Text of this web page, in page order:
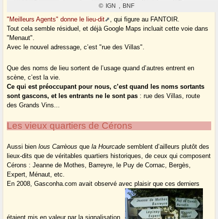
"Meilleurs Agents" donne le lieu-dit
, qui figure au FANTOIR.
Tout cela semble résiduel, et déjà Google Maps incluait cette voie dans
"Menaut".
Avec le nouvel adressage, c’est "rue des Villas".
Que des noms de lieu sortent de l’usage quand d’autres entrent en
scène, c’est la vie.
Ce qui est préoccupant pour nous, c’est quand les noms sortants
sont gascons, et les entrants ne le sont pas : rue des Villas, route
des Grands Vins...
Les vieux quartiers de Cérons
Aussi bienlous Carrèous quela Hourcade semblent d’ailleurs plutôt des
lieux-dits que de véritables quartiers historiques, de ceux qui composent
Cérons : Jeanne de Mothes, Barreyre, le Puy de Cornac, Bergès,
Expert, Ménaut, etc.
En 2008, Gasconha.com avait observé avec plaisir que ces derniers
étaient mis en valeur par la signalisation.